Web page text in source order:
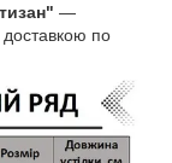
—
доставкою по